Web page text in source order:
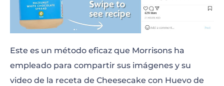
Este es un método eficaz que Morrisons ha
empleado para compartir sus imágenes y su
video de la receta de Cheesecake con Huevo de